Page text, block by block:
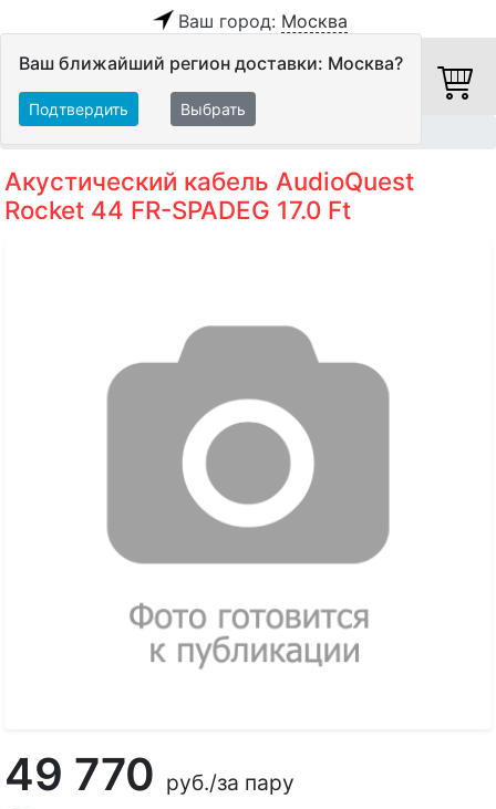
Ваш город: Москва
Ваш ближайший регион доставки: Москва?
Подтвердить Выбрать
Акустический кабель AudioQuest
Rocket 44 FR-SPADEG 17.0 Ft
49 770 руб./за пару